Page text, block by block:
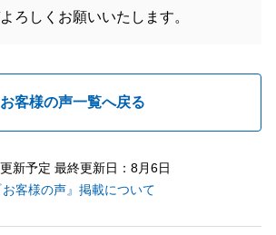
ろしくお願いいたします。
お客様の声一覧へ戻る
新予定 最終更新日：8月6日
お客様の声』掲載について